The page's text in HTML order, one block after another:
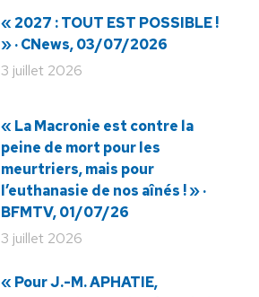
« 2027 : TOUT EST POSSIBLE !
» · CNews, 03/07/2026
3 juillet 2026
« La Macronie est contre la
peine de mort pour les
meurtriers, mais pour
l’euthanasie de nos aînés ! » ·
BFMTV, 01/07/26
3 juillet 2026
« Pour J.-M. APHATIE,